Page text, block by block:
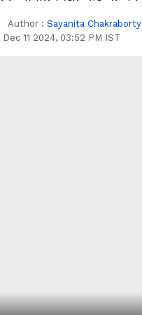
Author : Sayanita Chakraborty
Dec 11 2024, 03:52 PM IST